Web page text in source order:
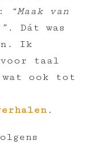
“Maak van
Dát was
Ik
voor taal
ook tot
.